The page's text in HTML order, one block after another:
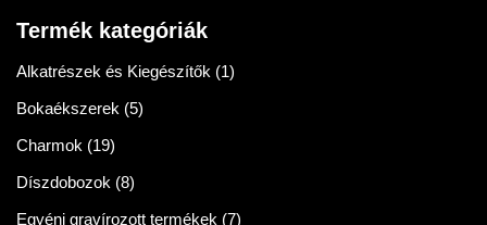
Termék kategóriák
Alkatrészek és Kiegészítők (1)
Bokaékszerek (5)
Charmok (19)
Díszdobozok (8)
Egyéni gravírozott termékek (7)